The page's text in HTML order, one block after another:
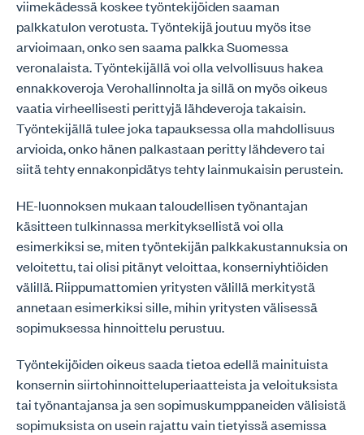
viimekädessä koskee työntekijöiden saaman
palkkatulon verotusta. Työntekijä joutuu myös itse
arvioimaan, onko sen saama palkka Suomessa
veronalaista. Työntekijällä voi olla velvollisuus hakea
ennakkoveroja Verohallinnolta ja sillä on myös oikeus
vaatia virheellisesti perittyjä lähdeveroja takaisin.
Työntekijällä tulee joka tapauksessa olla mahdollisuus
arvioida, onko hänen palkastaan peritty lähdevero tai
siitä tehty ennakonpidätys tehty lainmukaisin perustein.
HE-luonnoksen mukaan taloudellisen työnantajan
käsitteen tulkinnassa merkityksellistä voi olla
esimerkiksi se, miten työntekijän palkkakustannuksia on
veloitettu, tai olisi pitänyt veloittaa, konserniyhtiöiden
välillä. Riippumattomien yritysten välillä merkitystä
annetaan esimerkiksi sille, mihin yritysten välisessä
sopimuksessa hinnoittelu perustuu.
Työntekijöiden oikeus saada tietoa edellä mainituista
konsernin siirtohinnoitteluperiaatteista ja veloituksista
tai työnantajansa ja sen sopimuskumppaneiden välisistä
sopimuksista on usein rajattu vain tietyissä asemissa